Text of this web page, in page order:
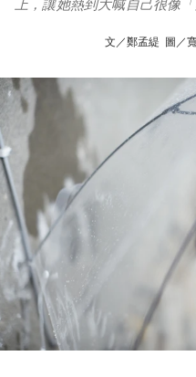
文／鄭孟緹 圖／